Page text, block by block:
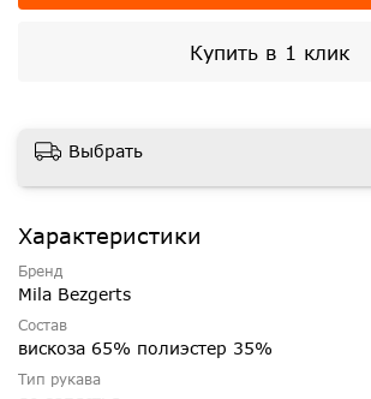
Купить в 1 клик
Выбрать
Характеристики
Бренд
Mila Bezgerts
Состав
вискоза 65% полиэстер 35%
Тип рукава